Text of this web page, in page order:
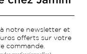
notre newsletter et
offerts sur votre
commande.